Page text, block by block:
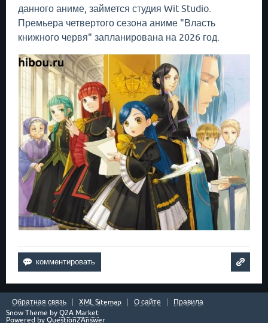
данного аниме, займется студия Wit Studio.
Премьера четвертого сезона аниме "Власть
книжного червя" запланирована на 2026 год.
Обратная связь XML Sitemap О сайте
Правила
Snow Theme by Q2A Market
Powered by Question2Answer